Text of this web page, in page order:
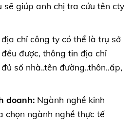
sẽ giúp anh chị tra cứu tên cty
chỉ công ty có thể là trụ sở
được, thông tin địa chỉ
số nhà..tên đường..thôn..ấp,
doanh:Ngành nghề kinh
chọn ngành nghề thực tế